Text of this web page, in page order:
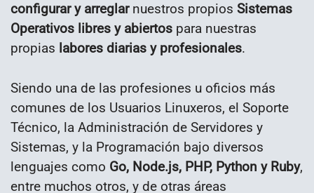
configurar y arreglarnuestros propios Sistemas
Operativos libres y abiertos para nuestras
propias labores diarias y profesionales.
Siendo una de las profesiones u oficios más
comunes de los Usuarios Linuxeros, el Soporte
Técnico, la Administración de Servidores y
Sistemas, y la Programación bajo diversos
lenguajes como Go, Node.js, PHP, Python y Ruby,
entre muchos otros, y de otras áreas